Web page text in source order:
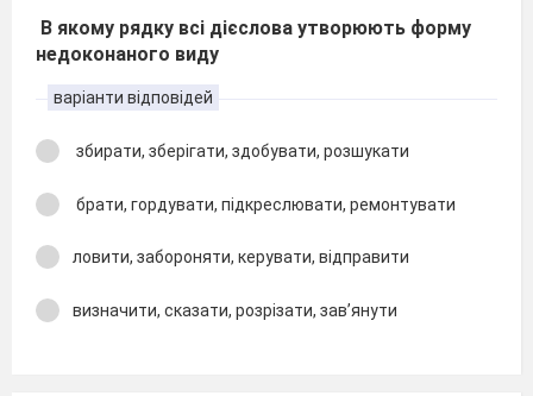
В якому рядку всі дієслова утворюють форму
недоконаного виду
варіанти відповідей
збирати, зберігати, здобувати, розшукати
брати, гордувати, підкреслювати, ремонтувати
ловити, забороняти, керувати, відправити
визначити, сказати, розрізати, зав’янути